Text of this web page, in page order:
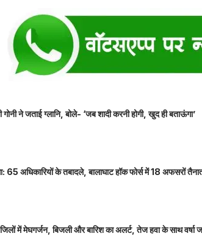
ने जताई ग्लानि, बोले- ‘जब शादी करनी होगी, खुद ही बताऊंगा’
65 अधिकारियों के तबादले, बालाघाट हॉक फोर्स में 18 अफसरों
में मेघगर्जन, बिजली और बारिश का अलर्ट, तेज हवा के साथ वर्षा